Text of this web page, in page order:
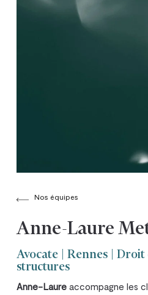
Nos équipes
Anne-Laure
Avocate | Rennes | Droit
structures
Anne-Laureaccompagne les